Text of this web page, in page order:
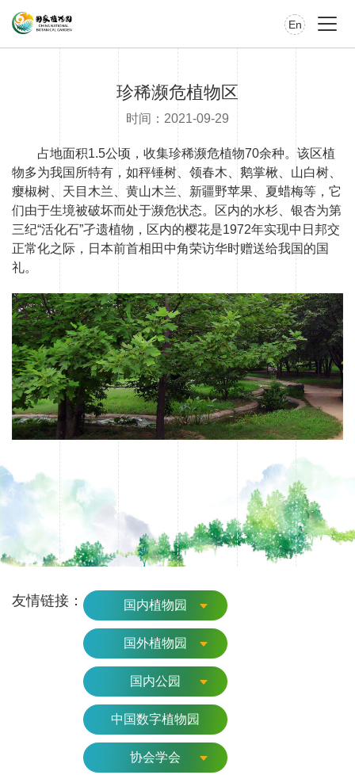
En
珍稀濒危植物区
时间：2021-09-29
占地面积1.5公顷，收集珍稀濒危植物70余种。该区植
物多为我国所特有，如秤锤树、领春木、鹅掌楸、山白树、
瘿椒树、天目木兰、黄山木兰、新疆野苹果、夏蜡梅等，它
们由于生境被破坏而处于濒危状态。区内的水杉、银杏为第
三纪“活化石”孑遗植物，区内的樱花是1972年实现中日邦交
正常化之际，日本前首相田中角荣访华时赠送给我国的国
礼。
友情链接： 国内植物园
国外植物园
国内公园
中国数字植物园
协会学会